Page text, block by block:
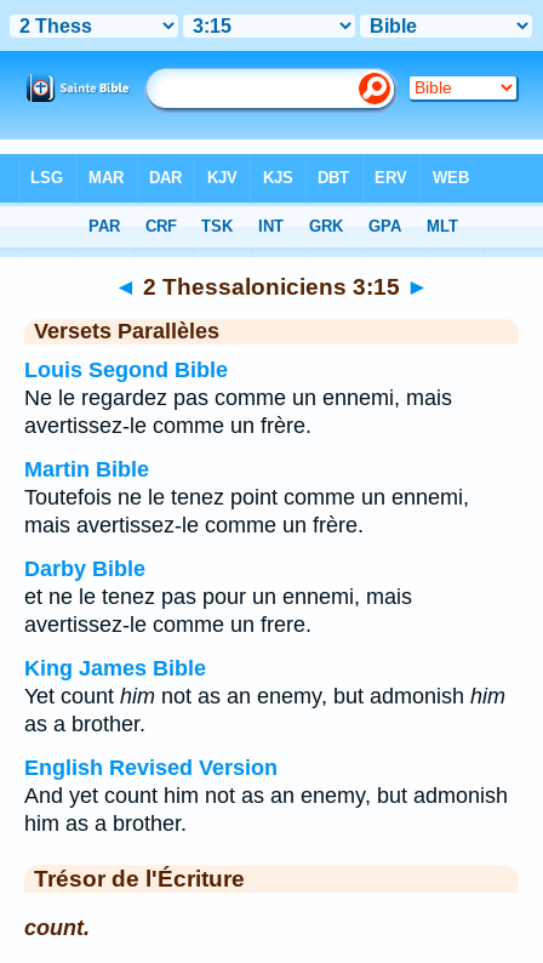
2 Thessaloniciens> Chapitre 3> Verset 15
◄ 2 Thessaloniciens 3:15 ►
Versets Parallèles
Louis Segond Bible
Ne le regardez pas comme un ennemi, mais
avertissez-le comme un frère.
Martin Bible
Toutefois ne le tenez point comme un ennemi,
mais avertissez-le comme un frère.
Darby Bible
et ne le tenez pas pour un ennemi, mais
avertissez-le comme un frere.
King James Bible
Yet count him not as an enemy, but admonish him
as a brother.
English Revised Version
And yet count him not as an enemy, but admonish
him as a brother.
Trésor de l'Écriture
count.